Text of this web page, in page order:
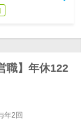
職】年休122
年2回